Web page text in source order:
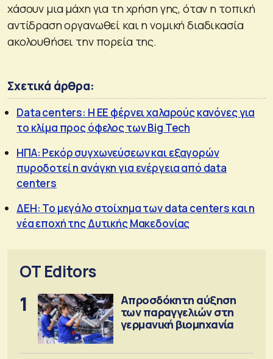
χάσουν μια μάχη για τη χρήση γης, όταν η τοπική
αντίδραση οργανωθεί και η νομική διαδικασία
ακολουθήσει την πορεία της.
Σχετικά άρθρα:
Data centers: Η ΕΕ φέρνει χαλαρούς κανόνες για
το κλίμα προς όφελος των Big Tech
ΗΠΑ: Ρεκόρ συγχωνεύσεων και εξαγορών
πυροδοτεί η ανάγκη για ενέργεια από data
centers
ΔΕΗ: Το μεγάλο στοίχημα των data centers και η
νέα εποχή της Δυτικής Μακεδονίας
OT Editors
1
Απροσδόκητη αύξηση
των παραγγελιών στη
γερμανική βιομηχανία